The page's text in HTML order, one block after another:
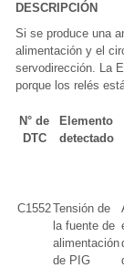
DESCRIPCIÓN
Si se produce una
alimentación y el
servodirección. La
porque los relés
N° de
DTC
Elemento
detectado
C1552Tensión de
la fuente de
alimentación
de PIG